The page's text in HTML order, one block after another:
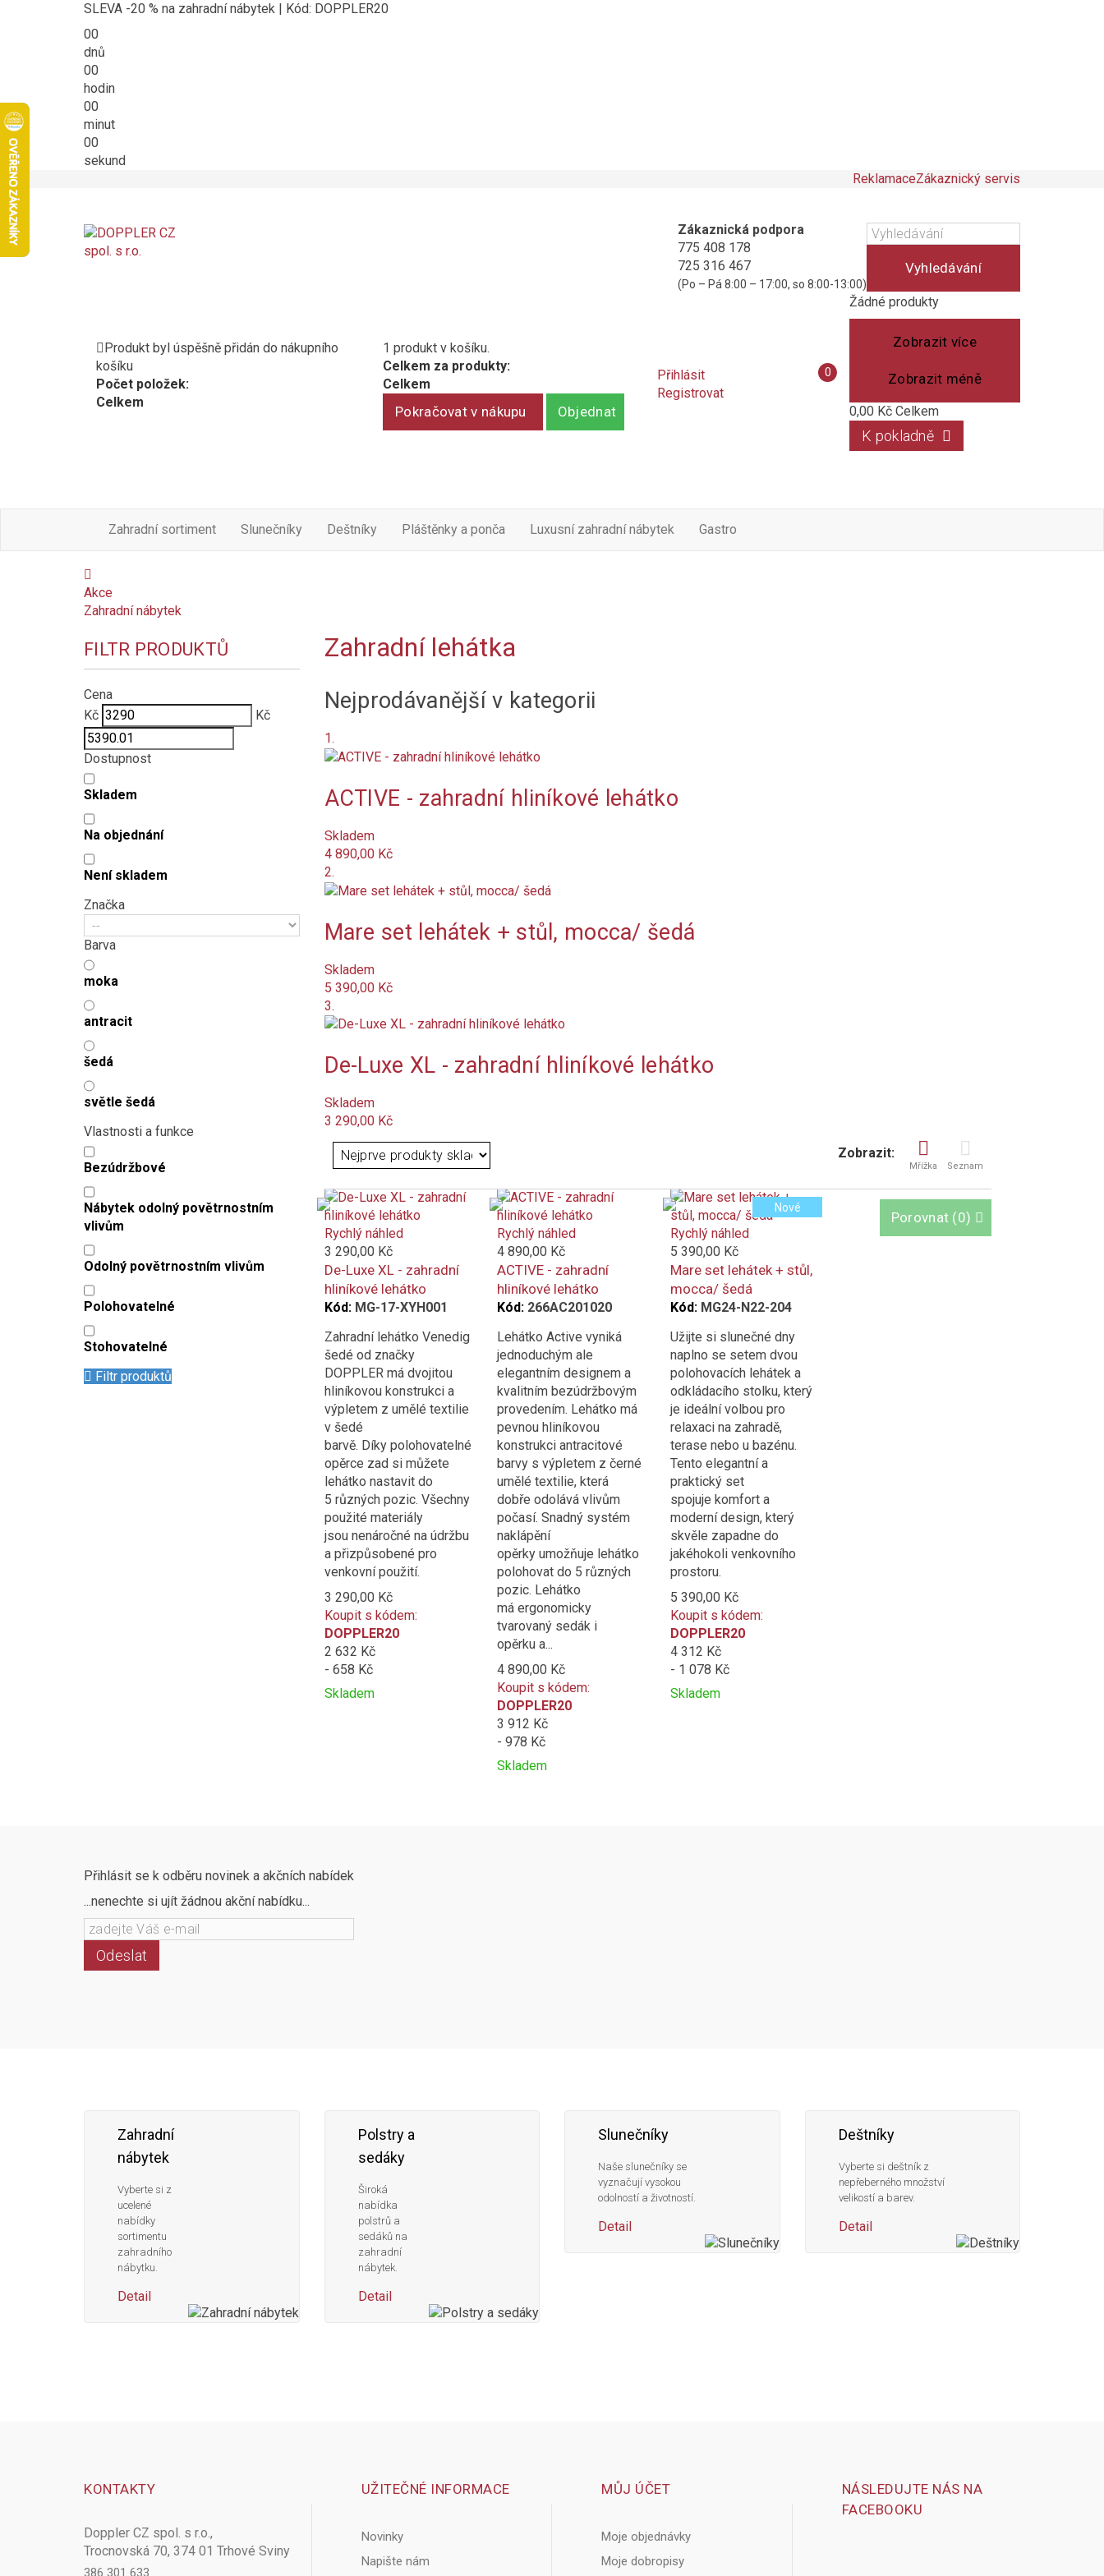
SLEVA -20 % na zahradní nábytek | Kód: DOPPLER20
00
dnů
00
hodin
00
minut
00
sekund
ReklamaceZákaznický servis
Zákaznická podpora
775 408 178
725 316 467
(Po – Pá 8:00 – 17:00, so 8:00-13:00)
Vyhledávání
Košík
(prázdný)
Žádné produkty
Zobrazit více
Zobrazit méně
0,00 Kč Celkem
K pokladně
Produkt byl úspěšně přidán do nákupního
košíku
Počet položek:
Celkem
1 produkt v košíku.
Celkem za produkty:
Celkem
Pokračovat v nákupu Objednat
Přihlásit
Registrovat
Porovnání
0
Zahradní sortiment Slunečníky Deštníky Pláštěnky a ponča Luxusní zahradní nábytek Gastro
Akce
Zahradní nábytek
FILTR PRODUKTŮ
Cena
Kč
Kč
Dostupnost
Skladem
Na objednání
Není skladem
Značka
Barva
moka
antracit
šedá
světle šedá
Vlastnosti a funkce
Bezúdržbové
Nábytek odolný povětrnostním
vlivům
Odolný povětrnostním vlivům
Polohovatelné
Stohovatelné
Filtr produktů
Zahradní lehátka
Nejprodávanější v kategorii
1.
ACTIVE - zahradní hliníkové lehátko
Skladem
4 890,00 Kč
2.
Mare set lehátek + stůl, mocca/ šedá
Skladem
5 390,00 Kč
3.
De-Luxe XL - zahradní hliníkové lehátko
Skladem
3 290,00 Kč
Zobrazit:
Mřížka Seznam
Rychlý náhled
3 290,00 Kč
De-Luxe XL - zahradní
hliníkové lehátko
Kód: MG-17-XYH001
Zahradní lehátko Venedig
šedé od značky
DOPPLER má dvojitou
hliníkovou konstrukci a
výpletem z umělé textilie
v šedé
barvě. Díky polohovatelné
opěrce zad si můžete
lehátko nastavit do
5 různých pozic. Všechny
použité materiály
jsou nenáročné na údržbu
a přizpůsobené pro
venkovní použití.
3 290,00 Kč
Koupit s kódem:
DOPPLER20
2 632 Kč
- 658 Kč
Skladem
Rychlý náhled
4 890,00 Kč
ACTIVE - zahradní
hliníkové lehátko
Kód: 266AC201020
Lehátko Active vyniká
jednoduchým ale
elegantním designem a
kvalitním bezúdržbovým
provedením. Lehátko má
pevnou hliníkovou
konstrukci antracitové
barvy s výpletem z černé
umělé textilie, která
dobře odolává vlivům
počasí. Snadný systém
naklápění
opěrky umožňuje lehátko
polohovat do 5 různých
pozic. Lehátko
má ergonomicky
tvarovaný sedák i
opěrku a...
4 890,00 Kč
Koupit s kódem:
DOPPLER20
3 912 Kč
- 978 Kč
Skladem
Rychlý náhled
5 390,00 Kč
Nové
Mare set lehátek + stůl,
mocca/ šedá
Kód: MG24-N22-204
Užijte si slunečné dny
naplno se setem dvou
polohovacích lehátek a
odkládacího stolku, který
je ideální volbou pro
relaxaci na zahradě,
terase nebo u bazénu.
Tento elegantní a
praktický set
spojuje komfort a
moderní design, který
skvěle zapadne do
jakéhokoli venkovního
prostoru.
5 390,00 Kč
Koupit s kódem:
DOPPLER20
4 312 Kč
- 1 078 Kč
Skladem
Porovnat (0)
Přihlásit se k odběru novinek a akčních nabídek
...nenechte si ujít žádnou akční nabídku...
Odeslat
Zahradní
nábytek
Vyberte si z
ucelené
nabídky
sortimentu
zahradního
nábytku.
Detail
Polstry a
sedáky
Široká
nabídka
polstrů a
sedáků na
zahradní
nábytek.
Detail
Slunečníky
Naše slunečníky se
vyznačují vysokou
odolností a životností.
Detail
Deštníky
Vyberte si deštník z
nepřeberného množství
velikostí a barev.
Detail
KONTAKTY
Doppler CZ spol. s r.o.,
Trocnovská 70, 374 01 Trhové Sviny
386 301 633
UŽITEČNÉ INFORMACE
Novinky
Napište nám
MŮJ ÚČET
Moje objednávky
Moje dobropisy
NÁSLEDUJTE NÁS NA
FACEBOOKU